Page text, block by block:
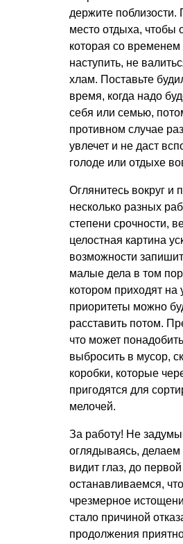
держите поблизости.
место отдыха, чтобы
которая со
наступить, не
хлам. Поставьте
время, когда надо
себя или семью,
противном случае
увлечет и не даст
голоде или отдыхе
Оглянитесь вокруг и
несколько разных
степени срочности,
целостная картина
возможности
малые дела в том
котором приходят на
приоритеты можно
расставить потом.
что может
выбросить в мусор,
коробки, которые
пригодятся для
мелочей.
За работу! Не
оглядываясь, делаем
видит глаз, до
останавливаемся,
чрезмерное
стало причиной
продолжения